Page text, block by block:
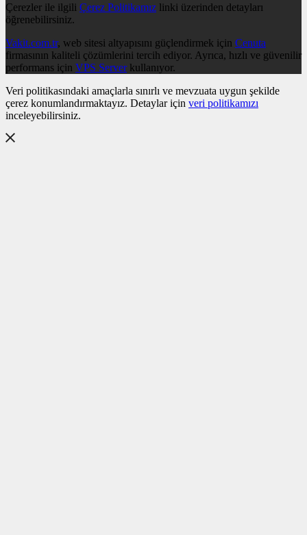
Çerezler ile ilgili Çerez Politikamız linki üzerinden detayları
öğrenebilirsiniz.
Vakit.com.tr, web sitesi altyapısını güçlendirmek için Cenuta
firmasının kaliteli çözümlerini tercih ediyor. Ayrıca, hızlı ve güvenilir
performans için VPS Serverkullanıyor.
Veri politikasındaki amaçlarla sınırlı ve mevzuata uygun şekilde
çerez konumlandırmaktayız. Detaylar için veri politikamızı
inceleyebilirsiniz.